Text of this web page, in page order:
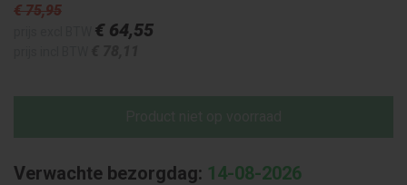
€ 75,95
€ 64,55
Verwachte bezorgdag: 14-08-2026